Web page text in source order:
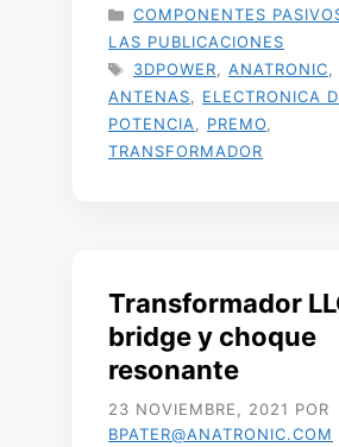
CATEGORÍAS
COMPONENTES
LAS PUBLICACIONES
ETIQUETAS
3DPOWER ANATRONIC
ANTENAS
ELECTRONICA
POTENCIA
PREMO
TRANSFORMADOR
Transformador
bridge y choque
resonante
23 NOVIEMBRE, 2021 POR
BPATER@ANATRONIC.COM